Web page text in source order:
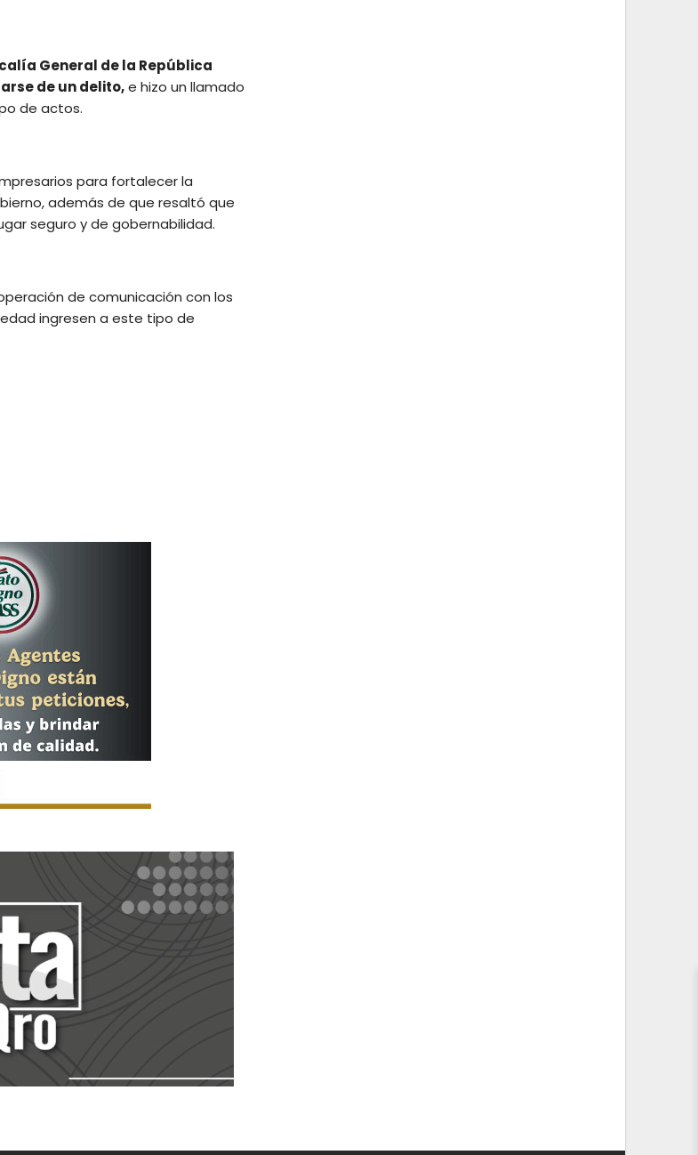
General de la República
de un delito,e hizo un llamado
de actos.
para fortalecer la
además de que resaltó que
seguro y de gobernabilidad.
de comunicación con los
ingresen a este tipo de